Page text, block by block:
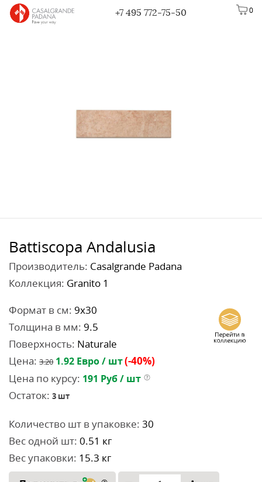
0
+7 495 772-75-50
Battiscopa Andalusia
Производитель: Casalgrande Padana
Коллекция: Granito 1
Формат в см: 9x30
Толщина в мм: 9.5
Поверхность: Naturale
Цена: 3.20 1.92 Евро / шт(-40%)
Цена по курсу: 191 Руб / шт
Остаток: 3 шт
Количество шт в упаковке: 30
Вес одной шт: 0.51 кг
Вес упаковки: 15.3 кг